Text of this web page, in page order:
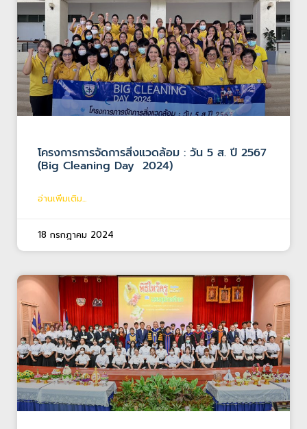
โครงการการจัดการสิ่งแวดล้อม : วัน 5 ส. ปี 2567
(Big Cleaning Day 2024)
อ่านเพิ่มเติม...
18 กรกฎาคม 2024